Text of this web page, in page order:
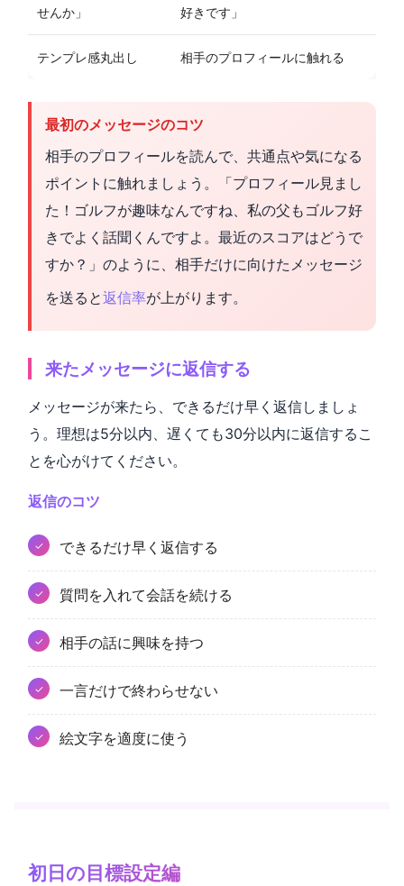
せんか」
好きです」
テンプレ感丸出し 相手のプロフィールに触れる
最初のメッセージのコツ
相手のプロフィールを読んで、共通点や気になる
ポイントに触れましょう。「プロフィール見まし
た！ゴルフが趣味なんですね、私の父もゴルフ好
きでよく話聞くんですよ。最近のスコアはどうで
すか？」のように、相手だけに向けたメッセージ
を送ると返信率が上がります。
来たメッセージに返信する
メッセージが来たら、できるだけ早く返信しましょ
う。理想は5分以内、遅くても30分以内に返信するこ
とを心がけてください。
返信のコツ
できるだけ早く返信する
質問を入れて会話を続ける
相手の話に興味を持つ
一言だけで終わらせない
絵文字を適度に使う
初日の目標設定編